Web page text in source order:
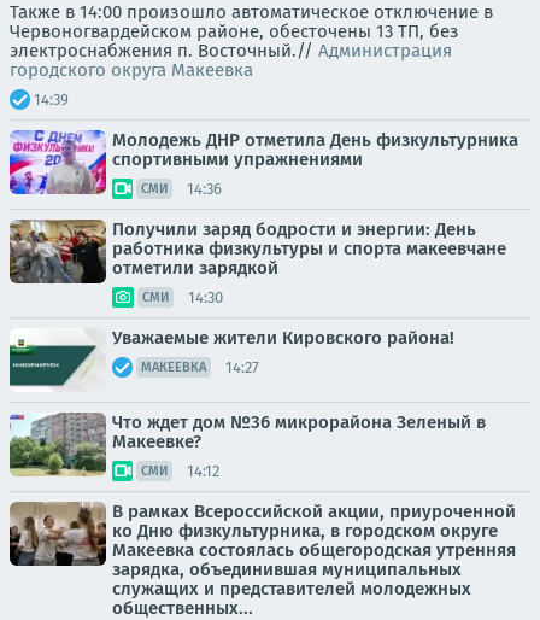
Также в 14:00 произошло автоматическое отключение в
Червоногвардейском районе, обесточены 13 ТП, без
электроснабжения п. Восточный.// Администрация
городского округа Макеевка
14:39
Молодежь ДНР отметила День физкультурника
спортивными упражнениями
СМИ 14:36
Получили заряд бодрости и энергии: День
работника физкультуры и спорта макеевчане
отметили зарядкой
СМИ 14:30
Уважаемые жители Кировского района!
МАКЕЕВКА 14:27
Что ждет дом №36 микрорайона Зеленый в
Макеевке?
СМИ 14:12
В рамках Всероссийской акции, приуроченной
ко Дню физкультурника, в городском округе
Макеевка состоялась общегородская утренняя
зарядка, объединившая муниципальных
служащих и представителей молодежных
общественных...